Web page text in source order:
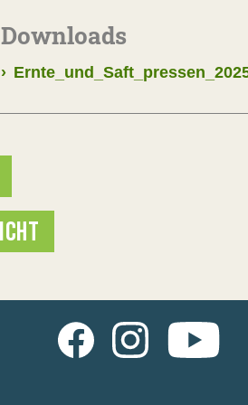
Downloads
›
FacebookInstagramYouTube